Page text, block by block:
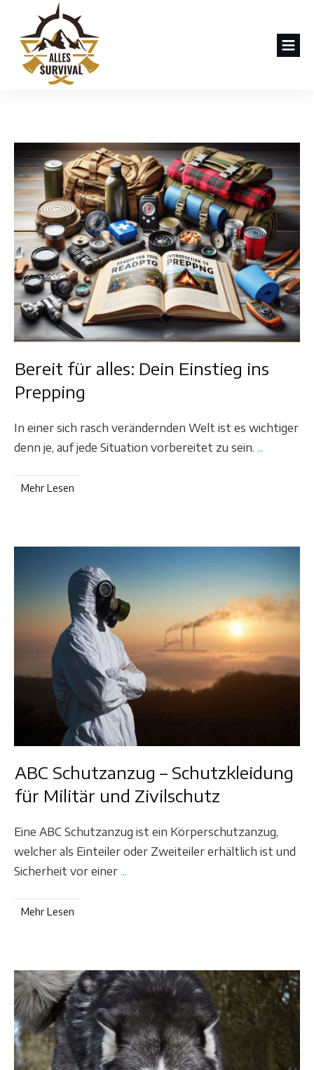
Bereit für alles: Dein Einstieg ins
Prepping
In einer sich rasch verändernden Welt ist es wichtiger
denn je, auf jede Situation vorbereitet zu sein. ...
Mehr Lesen
ABC Schutzanzug – Schutzkleidung
für Militär und Zivilschutz
Eine ABC Schutzanzug ist ein Körperschutzanzug,
welcher als Einteiler oder Zweiteiler erhältlich ist und
Sicherheit vor einer ...
Mehr Lesen